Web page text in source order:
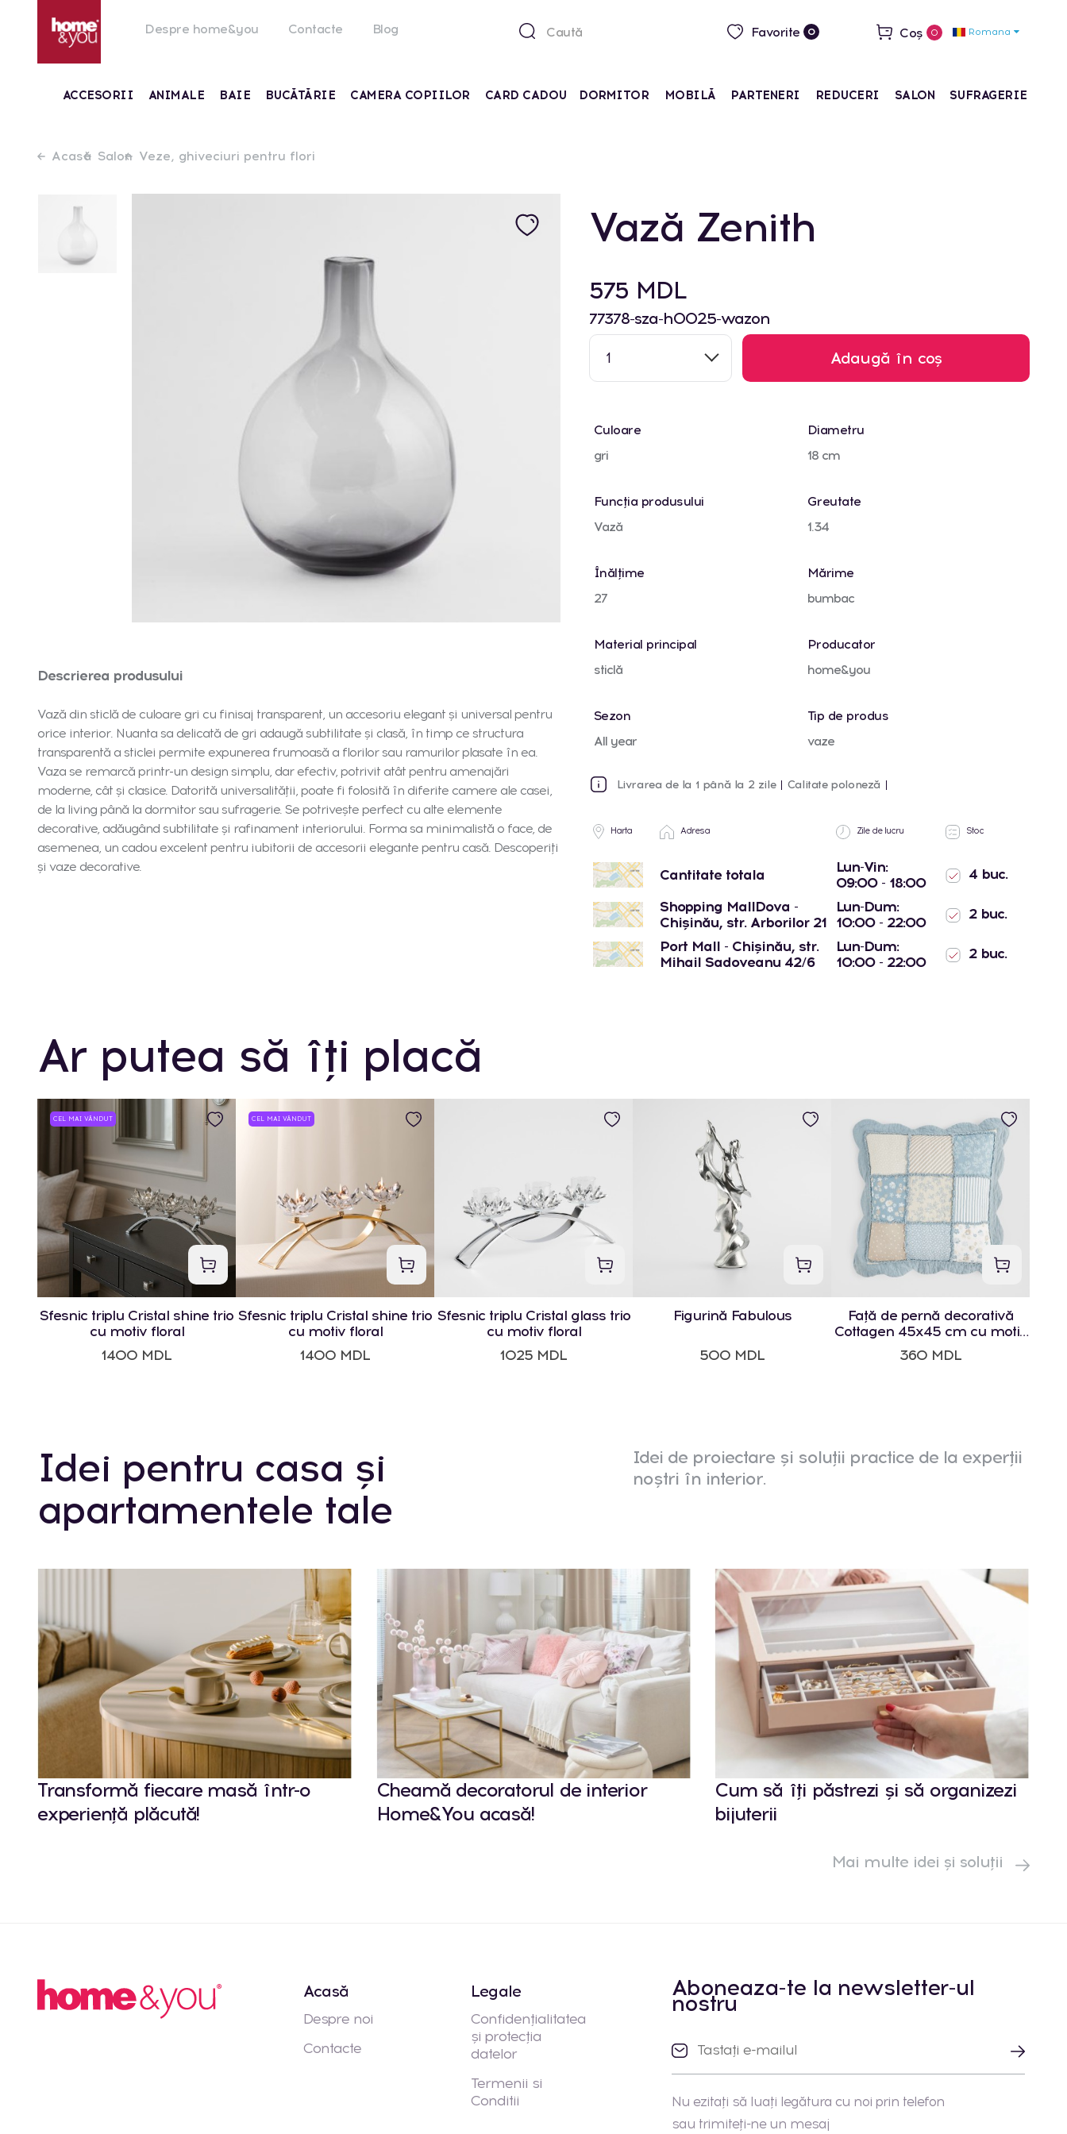
Despre home&you Contacte Blog Favorite 0 Coș 0 Romana
ACCESORII ANIMALE BAIE BUCĂTĂRIE CAMERA COPIILOR CARD CADOU DORMITOR MOBILĂ PARTENERI REDUCERI SALON SUFRAGERIE
Acasă Salon Veze, ghiveciuri pentru flori
Descrierea produsului
Vază din sticlă de culoare gri cu finisaj transparent, un accesoriu elegant şi universal pentru
orice interior. Nuanta sa delicată de gri adaugă subtilitate şi clasă, în timp ce structura
transparentă a sticlei permite expunerea frumoasă a florilor sau ramurilor plasate în ea.
Vaza se remarcă printr-un design simplu, dar efectiv, potrivit atât pentru amenajări
moderne, cât şi clasice. Datorită universalităţii, poate fi folosită în diferite camere ale casei,
de la living până la dormitor sau sufragerie. Se potriveşte perfect cu alte elemente
decorative, adăugând subtilitate şi rafinament interiorului. Forma sa minimalistă o face, de
asemenea, un cadou excelent pentru iubitorii de accesorii elegante pentru casă. Descoperiţi
şi vaze decorative.
Vază Zenith
575 MDL
77378-sza-h0025-wazon
1 Adaugă în coș
Culoare
gri
Diametru
18 cm
Funcția produsului
Vază
Greutate
1.34
Înălțime
27
Mărime
bumbac
Material principal
sticlă
Producator
home&you
Sezon
All year
Tip de produs
vaze
Livrarea de la 1 până la 2 zile Calitate poloneză
Harta Adresa Zile de lucru Stoc
Cantitate totala
Lun-Vin:
09:00 - 18:00
4 buc.
Shopping MallDova -
Chișinău, str. Arborilor 21
Lun-Dum:
10:00 - 22:00
2 buc.
Port Mall - Chișinău, str.
Mihail Sadoveanu 42/6
Lun-Dum:
10:00 - 22:00
2 buc.
Ar putea să îți placă
CEL MAI VÂNDUT
Sfesnic triplu Cristal shine trio
cu motiv floral
1400 MDL
CEL MAI VÂNDUT
Sfesnic triplu Cristal shine trio
cu motiv floral
1400 MDL
Sfesnic triplu Cristal glass trio
cu motiv floral
1025 MDL
Figurină Fabulous
500 MDL
Față de pernă decorativă
Cottagen 45x45 cm cu motiv
geometric
360 MDL
Idei pentru casa și
apartamentele tale
Idei de proiectare și soluții practice de la experții
noștri în interior.
Transformă fiecare masă într-o
experiență plăcută!
Cheamă decoratorul de interior
Home&You acasă!
Cum să îți păstrezi și să organizezi
bijuterii
Mai multe idei și soluții
Acasă
Despre noi
Contacte
Legale
Confidențialitatea
și protecția
datelor
Termenii si
Conditii
Aboneaza-te la newsletter-ul
nostru
Nu ezitați să luați legătura cu noi prin telefon
sau trimiteți-ne un mesaj